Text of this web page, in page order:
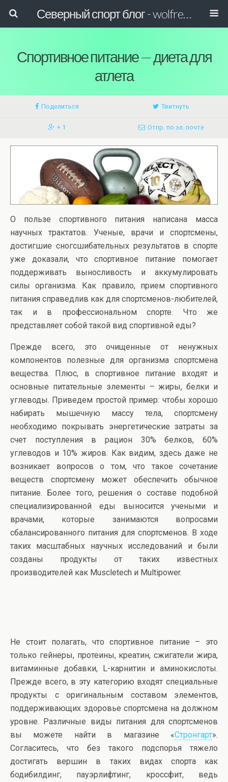
Северный спорт блог - wolfreactor
Спортивное питание — диета для
атлета
Поделиться Твитнуть
+ 1 Отпр. по эл. почте
О пользе спортивного питания написана масса
научных трактатов. Ученые, врачи и спортсмены,
достигшие сногсшибательных результатов в спорте
уже доказали, что спортивное питание помогает
поддерживать выносливость и аккумулировать
силы организма. Как правило, прием спортивного
питания справедлив как для спортсменов-любителей,
так и в профессиональном спорте. Что же
представляет собой такой вид спортивной еды?
Прежде всего, это очищенные от ненужных
компонентов полезные для организма спортсмена
вещества. Плюс, в спортивное питание входят и
основные питательные элементы – жиры, белки и
углеводы. Приведем простой пример: чтобы хорошо
набирать мышечную массу тела, спортсмену
необходимо покрывать энергетические затраты за
счет поступления в рацион 30% белков, 60%
углеводов и 10% жиров. Как видим, здесь даже не
возникает вопросов о том, что такое сочетание
веществ спортсмену может обеспечить обычное
питание. Более того, решения о составе подобной
специализированной еды выносится учеными и
врачами, которые занимаются вопросами
сбалансированного питания для спортсменов. В ходе
таких масштабных научных исследований и были
созданы продукты от таких известных
производителей как Muscletech и Multipower.
Не стоит полагать, что спортивное питание – это
только гейнеры, протеины, креатин, сжигатели жира,
витаминные добавки, L-карнитин и аминокислоты.
Прежде всего, в эту категорию входят специальные
продукты с оригинальным составом элементов,
поддерживающих здоровье спортсмена на должном
уровне. Различные виды питания для спортсменов
вы можете найти в магазине «Стронгарт».
Согласитесь, что без такого подспорья тяжело
достигать вершин в таких видах спорта как
бодибилдинг, пауэрлифтинг, кроссфит, ведь